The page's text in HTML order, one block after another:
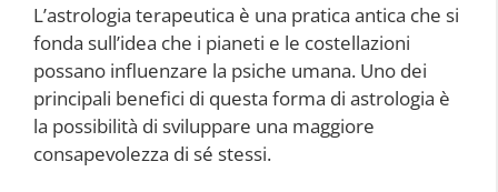
L’astrologia terapeutica è una pratica antica che si
fonda sull’idea che i pianeti e le costellazioni
possano influenzare la psiche umana. Uno dei
principali benefici di questa forma di astrologia è
la possibilità di sviluppare una maggiore
consapevolezza di sé stessi.